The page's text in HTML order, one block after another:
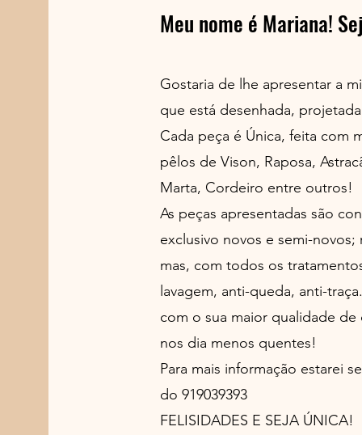
Meu nome é Mariana!
Gostaria de lhe apresentar a
que está desenhada,
Cada peça é Única, feita com
pêlos de Vison, Raposa,
Marta, Cordeiro entre outros!
As peças apresentadas são
exclusivo novos e semi-
mas, com todos os
lavagem, anti-queda, anti-
com o sua maior qualidade
nos dia menos quentes!
Para mais informação estarei
do 919039393
FELISIDADES E SEJA ÚNICA!